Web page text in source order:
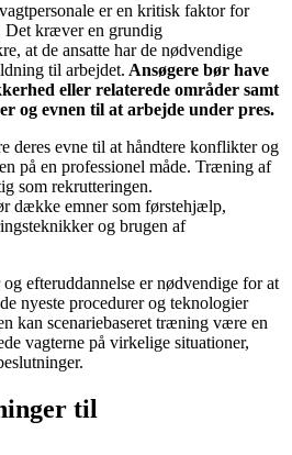
er en kritisk faktor for
Det kræver en grundig
at de ansatte har de nødvendige
til arbejdet. Ansøgere bør have
eller relaterede områder samt
og evnen til at arbejde under pres.
deres evne til at håndtere konflikter og
på en professionel måde. Træning af
som rekrutteringen.
dække emner som førstehjælp,
og brugen af
efteruddannelse er nødvendige for at
nyeste procedurer og teknologier
kan scenariebaseret træning være en
vagterne på virkelige situationer,
til